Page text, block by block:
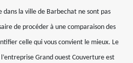
la ville de Barbechat ne sont pas
de procéder à une comparaison des
celle qui vous convient le mieux. Le
Grand ouest Couverture est